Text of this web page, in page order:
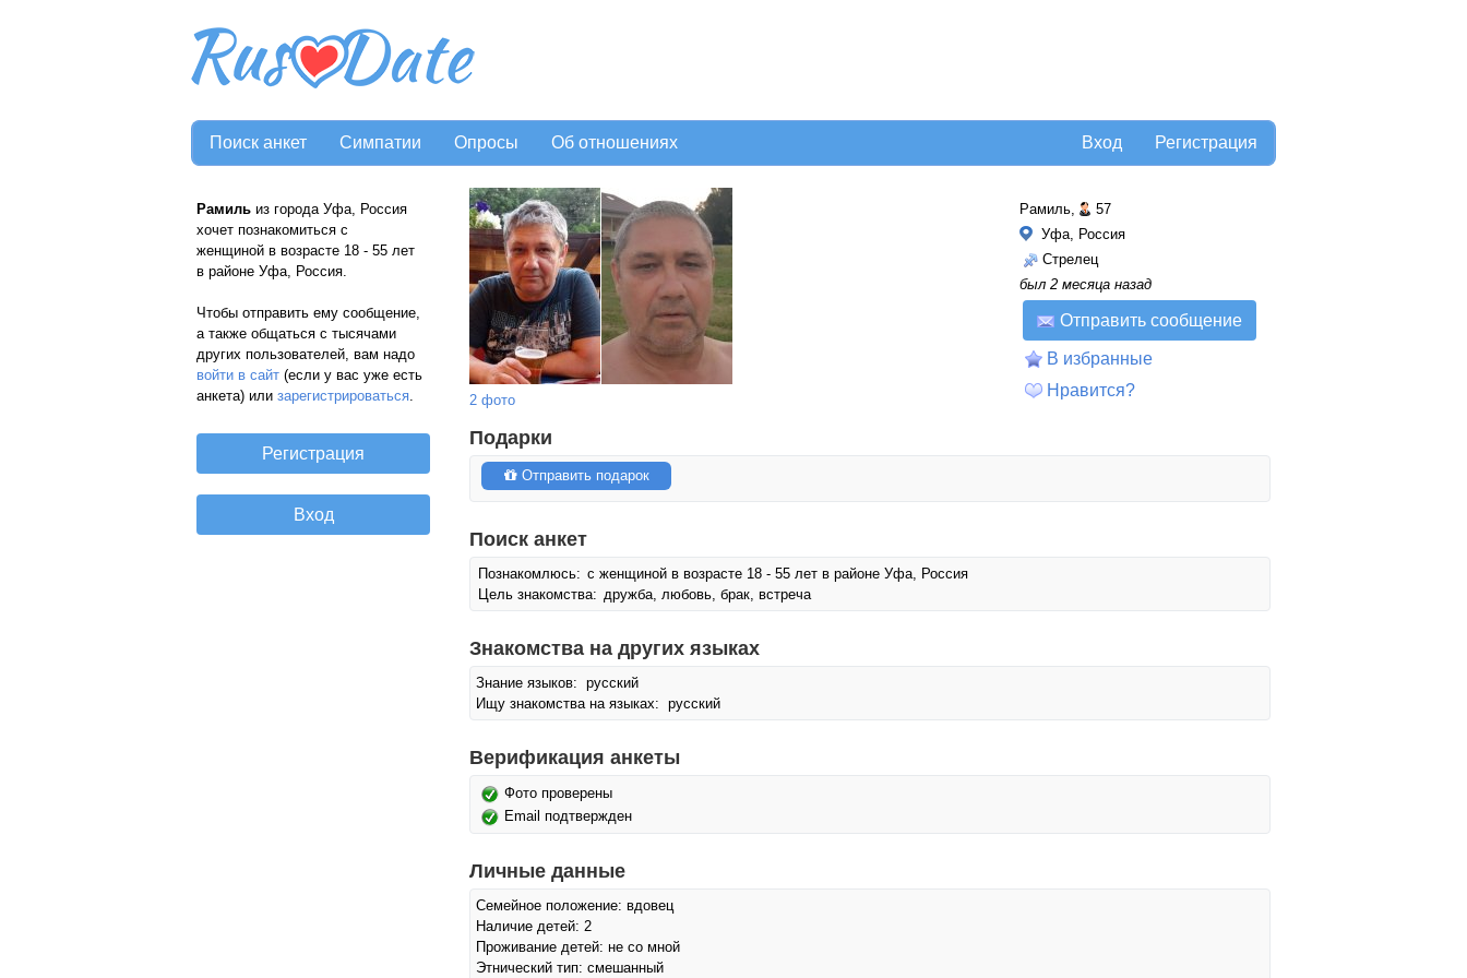
Поиск анкет Симпатии Опросы Об отношениях Регистрация
Вход
Рамиль из города Уфа, Россия
хочет познакомиться с
женщиной в возрасте 18 - 55 лет
в районе Уфа, Россия.
Чтобы отправить ему сообщение,
а также общаться с тысячами
других пользователей, вам надо
войти в сайт (если у вас уже есть
анкета) или зарегистрироваться. 2 фото
Рамиль,
57
Уфа, Россия
Стрелец
был 2 месяца назад
Отправить сообщение
В избранные
Нравится?
Подарки
Отправить подарок
Поиск анкет
Познакомлюсь: с женщиной в возрасте 18 - 55 лет в районе Уфа, Россия
Цель знакомства: дружба, любовь, брак, встреча
Знакомства на других языках
Знание языков: русский
Ищу знакомства на языках: русский
Верификация анкеты
Фото проверены
Email подтвержден
Личные данные
Семейное положение: вдовец
Наличие детей: 2
Проживание детей: не со мной
Этнический тип: смешанный